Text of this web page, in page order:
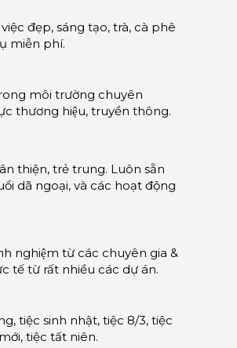
đẹp, sáng tạo, trà, cà phê
miễn phí.
môi trường chuyên
thương hiệu, truyền thông.
thiện, trẻ trung. Luôn sẵn
dã ngoại, và các hoạt động
nghiệm từ các chuyên gia &
tế từ rất nhiều các dự án.
tiệc sinh nhật, tiệc 8/3, tiệc
tiệc tất niên.